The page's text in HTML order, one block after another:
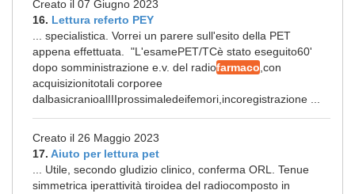
Creato il 07 Giugno 2023
16. Lettura referto PEY
... specialistica. Vorrei un parere sull'esito della PET
appena effettuata. "L'esamePET/TCè stato eseguito60'
dopo somministrazione e.v. del radiofarmaco ,con
acquisizionitotali corporee
dalbasicranioalIIIprossimaledeifemori,incoregistrazione ...
Creato il 26 Maggio 2023
17. Aiuto per lettura pet
... Utile, secondo gludizio clinico, conferma ORL. Tenue
simmetrica iperattività tiroidea del radiocomposto in